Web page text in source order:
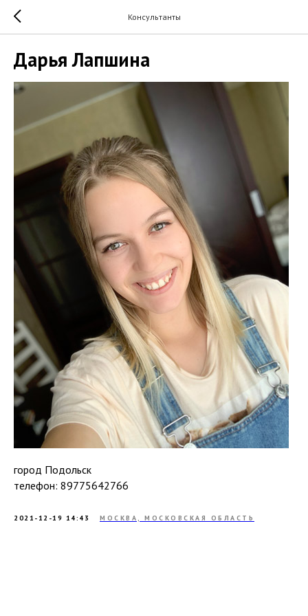
Консультанты
Дарья Лапшина
город Подольск
телефон: 89775642766
2021-12-19 14:43 МОСКВА, МОСКОВСКАЯ ОБЛАСТЬ